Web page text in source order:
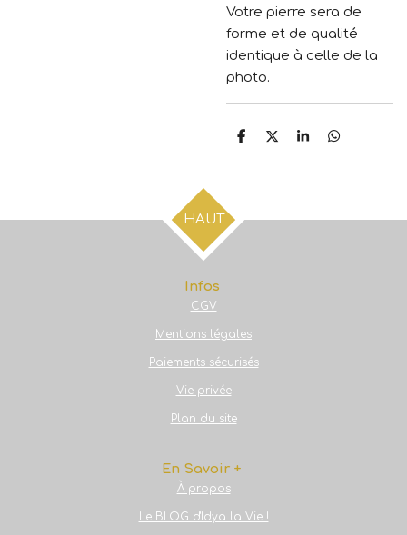
Votre pierre sera de
forme et de qualité
identique à celle de la
photo.
P
e
P
e
P
e
P
e
HAUT
Infos
CGV
Mentions légales
Paiements sécurisés
Vie privée
Plan du site
En Savoir +
À propos
Le BLOG d'Idya la Vie !